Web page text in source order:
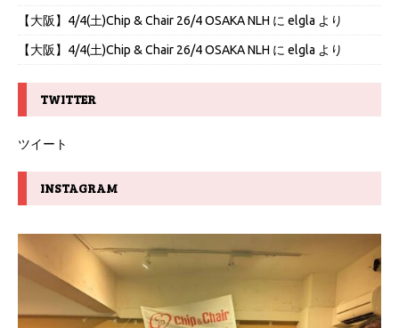
【大阪】4/4(土)Chip & Chair 26/4 OSAKA NLH に elgla より
【大阪】4/4(土)Chip & Chair 26/4 OSAKA NLH に elgla より
TWITTER
ツイート
INSTAGRAM